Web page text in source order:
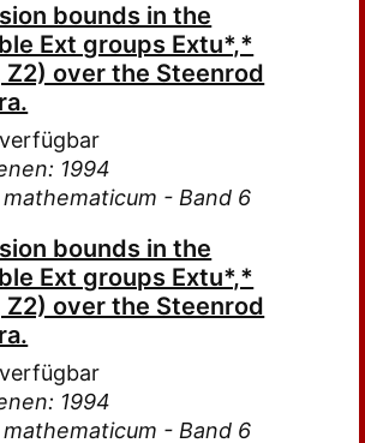
bounds in the
Ext groups Extu*,*
Z2) over the Steenrod
1994
mathematicum - Band 6
bounds in the
Ext groups Extu*,*
Z2) over the Steenrod
1994
mathematicum - Band 6